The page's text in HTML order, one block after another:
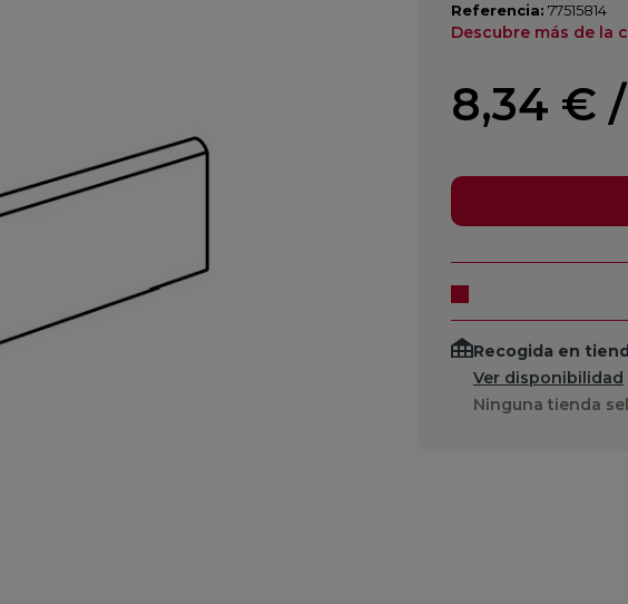
Referencia: 77515814
Descubre más de la
8,34 €
Recogida en
Ver disponibilidad
Ninguna tienda